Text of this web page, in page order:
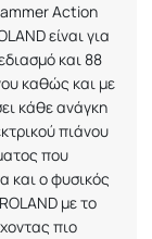
Action
είναι για
και 88
καθώς και με
κάθε ανάγκη
πιάνου
που
και ο φυσικός
ROLAND με το
πιο